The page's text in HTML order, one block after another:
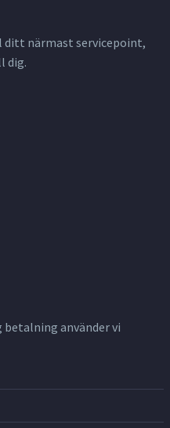
ditt närmast servicepoint,
dig.
använder vi